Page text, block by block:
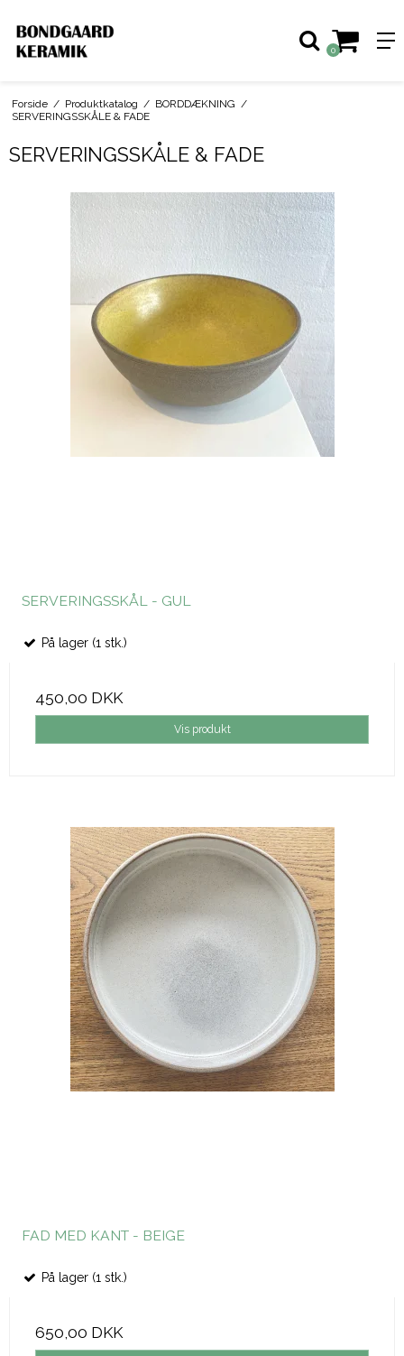
0
Forside / Produktkatalog / BORDDÆKNING /
SERVERINGSSKÅLE & FADE
SERVERINGSSKÅLE & FADE
SERVERINGSSKÅL - GUL
På lager (1 stk.)
450,00 DKK
Vis produkt
FAD MED KANT - BEIGE
På lager (1 stk.)
650,00 DKK